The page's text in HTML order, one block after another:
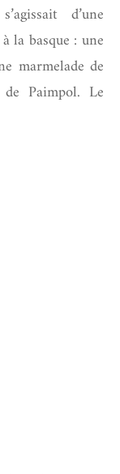
d’une
la basque : une
marmelade de
Paimpol. Le